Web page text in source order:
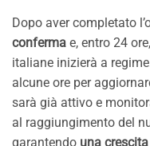
Dopo aver completato
conferma e, entro 24
italiane inizierà a
alcune ore per
sarà già attivo e
al raggiungimento del
garantendo una